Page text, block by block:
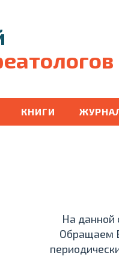
КНИГИ
На данной
Обращаем